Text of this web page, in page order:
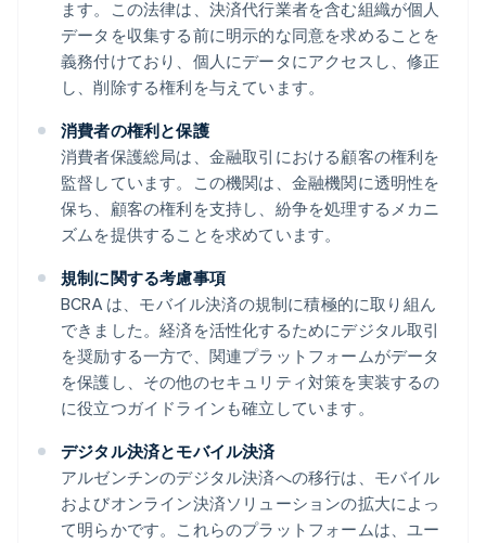
ます。この法律は、決済代行業者を含む組織が個人
データを収集する前に明示的な同意を求めることを
義務付けており、個人にデータにアクセスし、修正
し、削除する権利を与えています。
消費者の権利と保護
消費者保護総局は、金融取引における顧客の権利を
監督しています。この機関は、金融機関に透明性を
保ち、顧客の権利を支持し、紛争を処理するメカニ
ズムを提供することを求めています。
規制に関する考慮事項
BCRA は、モバイル決済の規制に積極的に取り組ん
できました。経済を活性化するためにデジタル取引
を奨励する一方で、関連プラットフォームがデータ
を保護し、その他のセキュリティ対策を実装するの
に役立つガイドラインも確立しています。
デジタル決済とモバイル決済
アルゼンチンのデジタル決済への移行は、モバイル
およびオンライン決済ソリューションの拡大によっ
て明らかです。これらのプラットフォームは、ユー